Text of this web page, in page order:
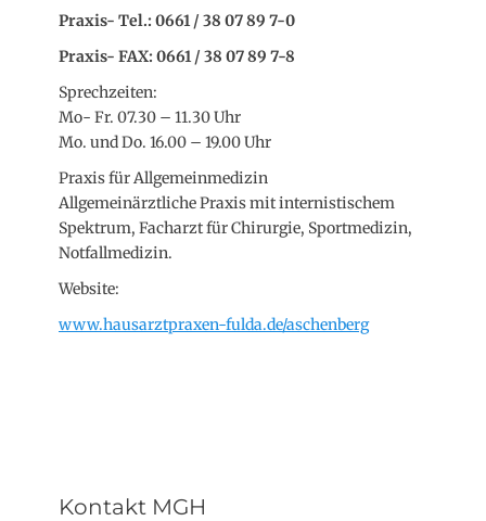
Praxis- Tel.: 0661 / 38 07 89 7-0
Praxis- FAX: 0661 / 38 07 89 7-8
Sprechzeiten:
Mo- Fr. 07.30 – 11.30 Uhr
Mo. und Do. 16.00 – 19.00 Uhr
Praxis für Allgemeinmedizin
Allgemeinärztliche Praxis mit internistischem
Spektrum, Facharzt für Chirurgie, Sportmedizin,
Notfallmedizin.
Website:
www.hausarztpraxen-fulda.de/aschenberg
Kontakt MGH